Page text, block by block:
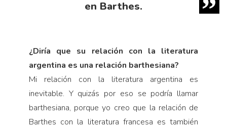
en Barthes.
¿Diría que su relación con la literatura
argentina es una relación barthesiana?
Mi relación con la literatura argentina es
inevitable. Y quizás por eso se podría llamar
barthesiana, porque yo creo que la relación de
Barthes con la literatura francesa es también